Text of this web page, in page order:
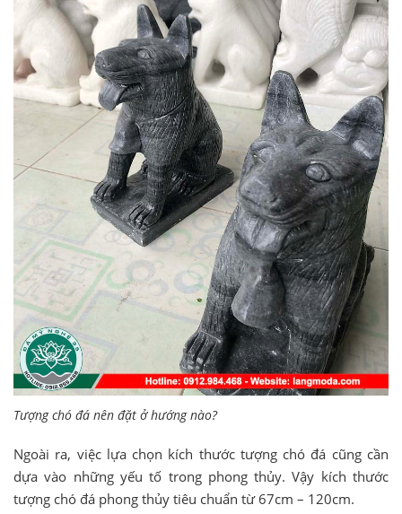
Tượng chó đá nên đặt ở hướng nào?
Ngoài ra, việc lựa chọn kích thước tượng chó đá cũng cần
dựa vào những yếu tố trong phong thủy. Vậy kích thước
tượng chó đá phong thủy tiêu chuẩn từ 67cm – 120cm.